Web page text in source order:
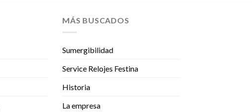
MÁS BUSCADOS
Sumergibilidad
Service Relojes Festina
Historia
La empresa